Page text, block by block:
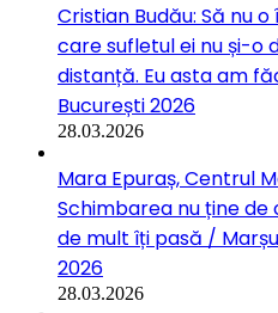
Cristian Budău: Să nu
care sufletul ei nu și-o
distanță. Eu asta am
București 2026
28.03.2026
Mara Epuraș, Centrul
Schimbarea nu ține
de mult îți pasă /
2026
28.03.2026